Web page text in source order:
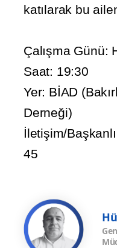
katılarak bu
Çalışma Günü:
Saat: 19:30
Yer: BİAD
Derneği)
İletişim/
45